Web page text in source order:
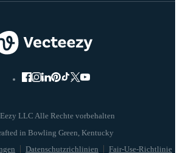
LLC Alle Rechte vorbehalten
Datenschutzrichlinien Fair-Use-Richtlinie